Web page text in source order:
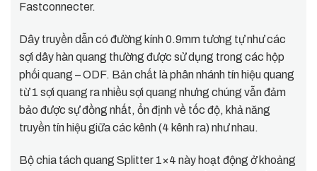
Fastconnecter.
Dây truyền dẫn có đường kính 0.9mm tương tự như các
sợi dây hàn quang thường được sử dụng trong các hộp
phối quang – ODF. Bản chất là phân nhánh tín hiệu quang
từ 1 sợi quang ra nhiều sợi quang nhưng chúng vẫn đảm
bảo được sự đồng nhất, ổn định về tốc độ, khả năng
truyền tín hiệu giữa các kênh (4 kênh ra) như nhau.
Bộ chia tách quang Splitter 1×4 này hoạt động ở khoảng